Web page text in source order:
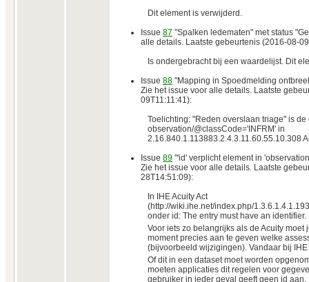
Dit element is verwijderd.
Issue 87 "Spalken ledematen" met status
alle details. Laatste gebeurtenis (2016-08-
Is ondergebracht bij een waardelijst. Dit
Issue 88 "Mapping in Spoedmelding
Zie het issue voor alle details. Laatste
09T11:11:41):
Toelichting: "Reden overslaan triage" is de
observation/@classCode='INFRM' in
2.16.840.1.113883.2.4.3.11.60.55.10.308
Issue 89 "'id' verplicht element in
Zie het issue voor alle details. Laatste
28T14:51:09):
In IHE Acuity Act
(http://wiki.ihe.net/index.php/
onder id: The entry must have an identifier.
Voor iets zo belangrijks als de Acuity moet
moment precies aan te geven welke
(bijvoorbeeld wijzigingen). Vandaar bij
Of dit in een dataset moet worden
moeten applicaties dit regelen voor
gebruiker in ieder geval geeft geen id aan.